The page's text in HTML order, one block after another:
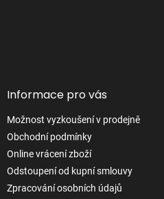
Informace pro vás
Možnost vyzkoušení v prodejně
Obchodní podmínky
Online vrácení zboží
Odstoupení od kupní smlouvy
Zpracování osobních údajů